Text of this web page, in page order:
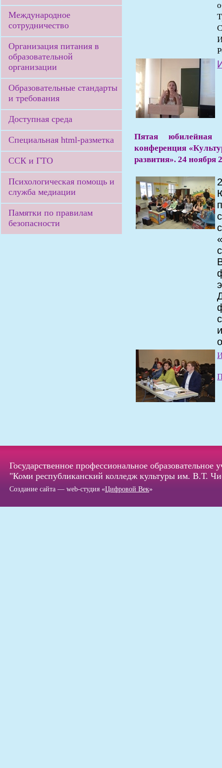
Международное
сотрудничество
Организация питания в
образовательной
организации
Образовательные стандарты
и требования
Доступная среда
Специальная html-разметка
ССК и ГТО
Психологическая помощь и
служба медиации
Памятки по правилам
безопасности
Пятая юбилейная
конференция
развития». 24
Государственное профессиональное
"Коми республиканский колледж культуры им. В.Т.
Создание сайта — web-студия «Цифровой Век»